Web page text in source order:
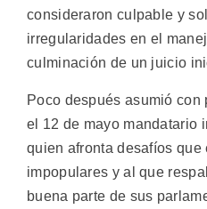
consideraron culpable y
irregularidades en el
culminación de un juicio
Poco después asumió
el 12 de mayo mandatario
quien afronta desafíos que
impopulares y al que
buena parte de sus